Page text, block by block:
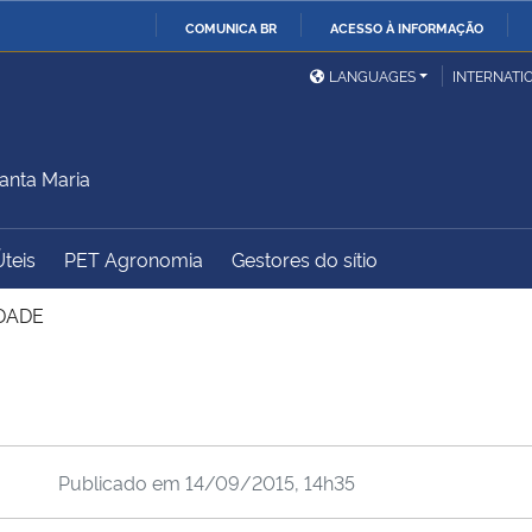
COMUNICA BR ACESSO À INFORMAÇÃO
Ministério da Defesa
Ministério das Relações
Exteriores
Ministério do
Desenvolvimento Regional
Controladoria-Geral da
LANGUAGES
Maria
PET Agronomia Gestores do sítio
Publicado em 14/09/2015, 14h35